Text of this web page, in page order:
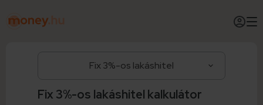
Fix 3%-os lakáshitel kalkulátor